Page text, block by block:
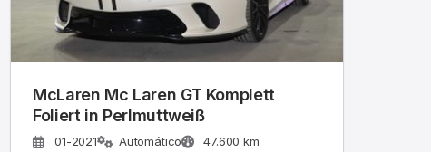
McLaren Mc Laren GT Komplett
Foliert in Perlmuttweiß
01-2021 Automático
47.600 km